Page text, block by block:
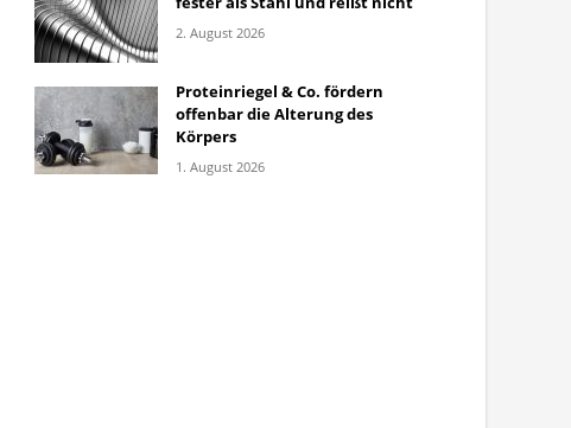
2. August 2026
Proteinriegel & Co. fördern
offenbar die Alterung des
Körpers
1. August 2026